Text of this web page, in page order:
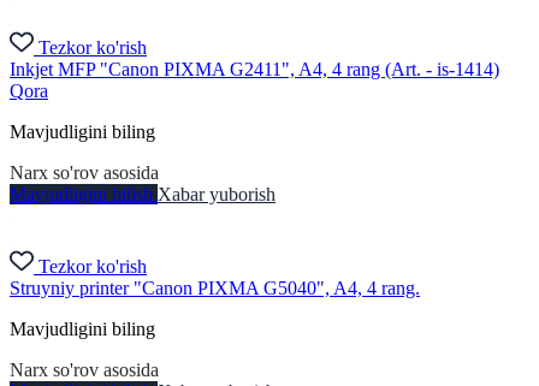
Tezkor ko'rish
Inkjet MFP "Canon PIXMA G2411", A4, 4 rang (Art. - is-1414)
Qora
Mavjudligini biling
Narx so'rov asosida
Mavjudligini bilish Xabar yuborish
Tezkor ko'rish
Struyniy printer "Canon PIXMA G5040", A4, 4 rang.
Mavjudligini biling
Narx so'rov asosida